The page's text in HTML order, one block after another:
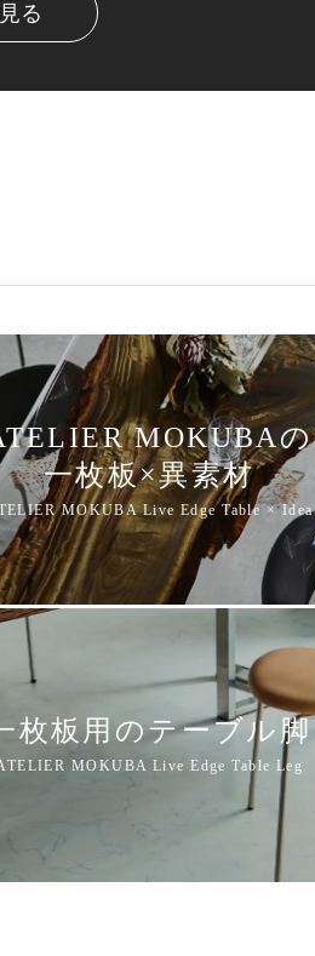
る
MOKUBAの
一枚板×異素材
枚板用のテーブル脚